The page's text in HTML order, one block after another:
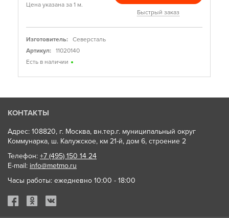
Цена указана за 1 м.
Быстрый заказ
Изготовитель:
Северсталь
Артикул:
11020140
Есть в наличии
КОНТАКТЫ
Адрес: 108820, г. Москва, вн.тер.г. муниципальный округ
Коммунарка, ш. Калужское, км 21-й, дом 6, строение 2
Телефон: +7 (495) 150 14 24
E-mail: info@metmo.ru
Часы работы: ежедневно 10:00 - 18:00